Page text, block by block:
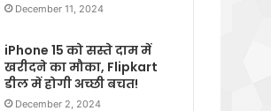
December 11, 2024
iPhone 15 को सस्ते दाम में
खरीदने का मौका, Flipkart
डील में होगी अच्छी बचत!
December 2, 2024